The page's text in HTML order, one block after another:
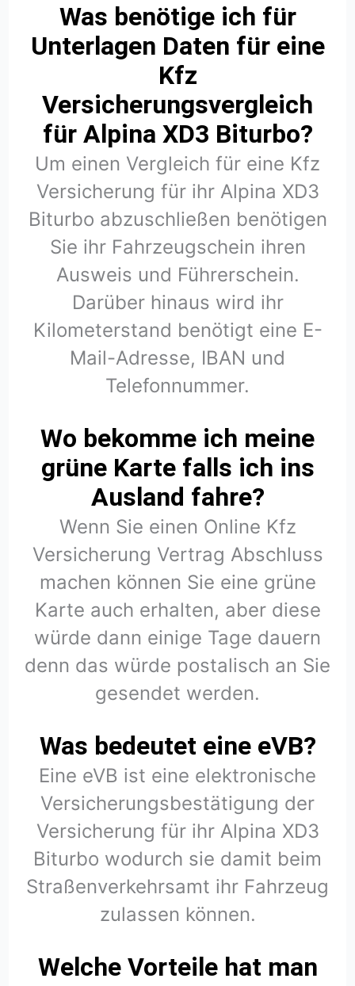
Was benötige ich für
Unterlagen Daten für eine
Kfz
Versicherungsvergleich
für Alpina XD3 Biturbo?
Um einen Vergleich für eine Kfz
Versicherung für ihr Alpina XD3
Biturbo abzuschließen benötigen
Sie ihr Fahrzeugschein ihren
Ausweis und Führerschein.
Darüber hinaus wird ihr
Kilometerstand benötigt eine E-
Mail-Adresse, IBAN und
Telefonnummer.
Wo bekomme ich meine
grüne Karte falls ich ins
Ausland fahre?
Wenn Sie einen Online Kfz
Versicherung Vertrag Abschluss
machen können Sie eine grüne
Karte auch erhalten, aber diese
würde dann einige Tage dauern
denn das würde postalisch an Sie
gesendet werden.
Was bedeutet eine eVB?
Eine eVB ist eine elektronische
Versicherungsbestätigung der
Versicherung für ihr Alpina XD3
Biturbo wodurch sie damit beim
Straßenverkehrsamt ihr Fahrzeug
zulassen können.
Welche Vorteile hat man